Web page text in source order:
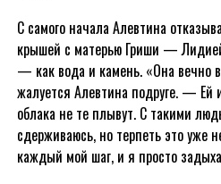
С самого начала Алевтина
крышей с матерью Гриши —
— как вода и камень. «Она вечно
жалуется Алевтина подруге. — Ей
облака не те плывут. С такими
сдерживаюсь, но терпеть это уже
каждый мой шаг, и я просто